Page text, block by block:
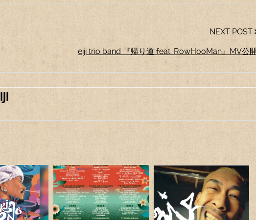
NEXT POST
eiji trio band 『帰り道 feat. RowHooMan』MV公